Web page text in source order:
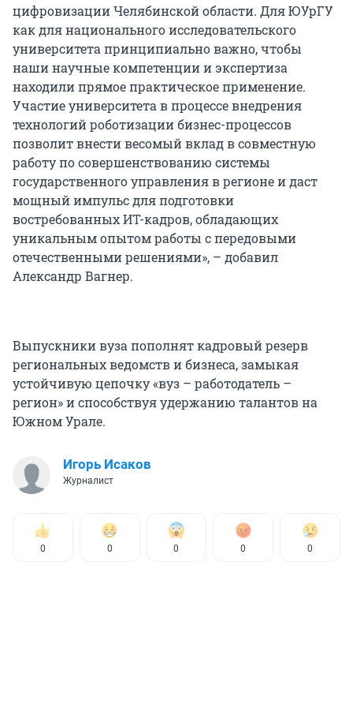
цифровизации Челябинской области. Для ЮУрГУ
как для национального исследовательского
университета принципиально важно, чтобы
наши научные компетенции и экспертиза
находили прямое практическое применение.
Участие университета в процессе внедрения
технологий роботизации бизнес-процессов
позволит внести весомый вклад в совместную
работу по совершенствованию системы
государственного управления в регионе и даст
мощный импульс для подготовки
востребованных ИТ-кадров, обладающих
уникальным опытом работы с передовыми
отечественными решениями», – добавил
Александр Вагнер.
Выпускники вуза пополнят кадровый резерв
региональных ведомств и бизнеса, замыкая
устойчивую цепочку «вуз – работодатель –
регион» и способствуя удержанию талантов на
Южном Урале.
Игорь Исаков
Журналист
0 0 0 0 0